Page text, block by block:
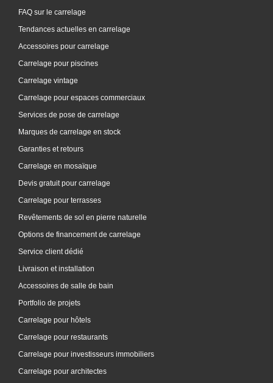
FAQ sur le carrelage
Tendances actuelles en carrelage
Accessoires pour carrelage
Carrelage pour piscines
Carrelage vintage
Carrelage pour espaces commerciaux
Services de pose de carrelage
Marques de carrelage en stock
Garanties et retours
Carrelage en mosaïque
Devis gratuit pour carrelage
Carrelage pour terrasses
Revêtements de sol en pierre naturelle
Options de financement de carrelage
Service client dédié
Livraison et installation
Accessoires de salle de bain
Portfolio de projets
Carrelage pour hôtels
Carrelage pour restaurants
Carrelage pour investisseurs immobiliers
Carrelage pour architectes